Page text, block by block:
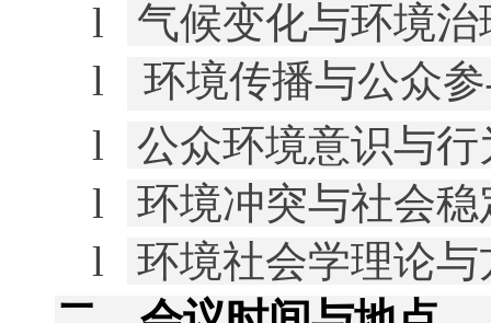
l
气候变化与环境治
l
环境传播与公众
l
公众环境意识与行
l
环境冲突与社会稳
l
环境社会学理论与